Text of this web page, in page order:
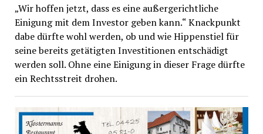
„Wir hoffen jetzt, dass es eine außergerichtliche
Einigung mit dem Investor geben kann.“ Knackpunkt
dabe dürfte wohl werden, ob und wie Hippenstiel für
seine bereits getätigten Investitionen entschädigt
werden soll. Ohne eine Einigung in dieser Frage dürfte
ein Rechtsstreit drohen.